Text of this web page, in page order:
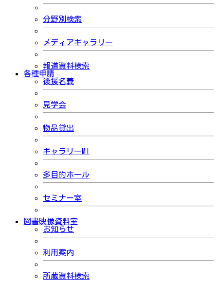
分野別検索
メディアギャラリー
報道資料検索
各種申請
後援名義
見学会
物品貸出
ギャラリーMI
多目的ホール
セミナー室
図書映像資料室
お知らせ
利用案内
所蔵資料検索